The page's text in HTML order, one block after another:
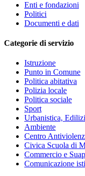
Enti e fondazioni
Politici
Documenti e dati
Categorie di servizio
Istruzione
Punto in Comune
Politica abitativa
Polizia locale
Politica sociale
Sport
Urbanistica,
Ambiente
Centro
Civica Scuola di
Commercio e Suap
Comunicazione